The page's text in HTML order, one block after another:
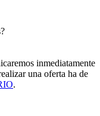
inmediatamente
una oferta ha de
.